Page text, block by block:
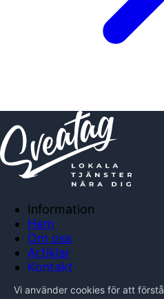
Information
Hem
Om oss
Artiklar
Kontakt
Integritetspolicy
Vi använder cookies för att förstå